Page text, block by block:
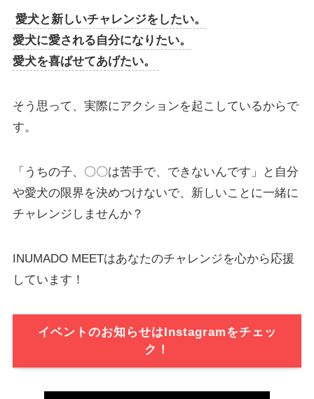
愛犬と新しいチャレンジをしたい。
愛犬に愛される自分になりたい。
愛犬を喜ばせてあげたい。
そう思って、実際にアクションを起こしているからで
す。
「うちの子、〇〇は苦手で、できないんです」と自分
や愛犬の限界を決めつけないで、新しいことに一緒に
チャレンジしませんか？
INUMADO MEETはあなたのチャレンジを心から応援
しています！
イベントのお知らせはInstagramをチェッ
ク！